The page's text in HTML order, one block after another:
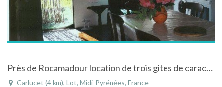
Près de Rocamadour location de trois gites de caractère indépendants
Carlucet (4 km), Lot, Midi-Pyrénées, France